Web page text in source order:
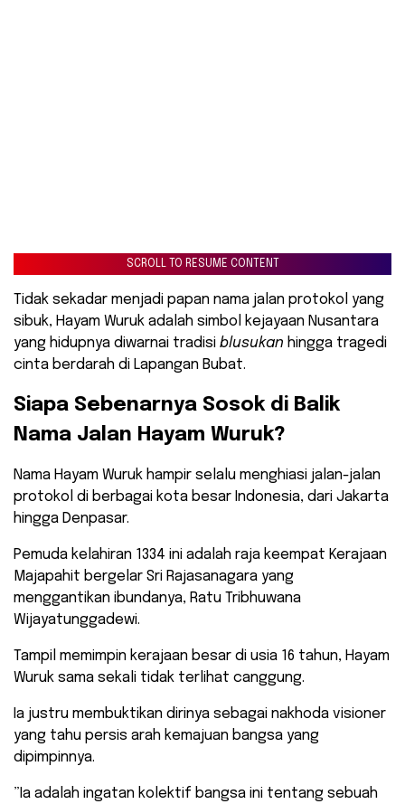
SCROLL TO RESUME CONTENT
Tidak sekadar menjadi papan nama jalan protokol yang
sibuk, Hayam Wuruk adalah simbol kejayaan Nusantara
yang hidupnya diwarnai tradisi blusukan hingga tragedi
cinta berdarah di Lapangan Bubat.
​Siapa Sebenarnya Sosok di Balik
Nama Jalan Hayam Wuruk?
​Nama Hayam Wuruk hampir selalu menghiasi jalan-jalan
protokol di berbagai kota besar Indonesia, dari Jakarta
hingga Denpasar.
Pemuda kelahiran 1334 ini adalah raja keempat Kerajaan
Majapahit bergelar Sri Rajasanagara yang
menggantikan ibundanya, Ratu Tribhuwana
Wijayatunggadewi.
​Tampil memimpin kerajaan besar di usia 16 tahun, Hayam
Wuruk sama sekali tidak terlihat canggung.
Ia justru membuktikan dirinya sebagai nakhoda visioner
yang tahu persis arah kemajuan bangsa yang
dipimpinnya.
​”Ia adalah ingatan kolektif bangsa ini tentang sebuah